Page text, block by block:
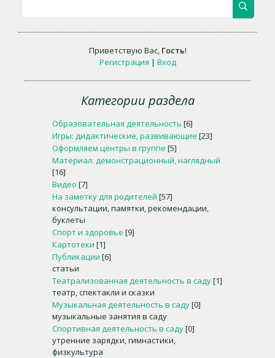
Приветствую Вас, Гость!
Регистрация | Вход
Категории раздела
Образовательная деятельность [6]
Игры: дидактические, развивающие [23]
Оформляем центры в группе [5]
Материал: демонстрационный, наглядный
[16]
Видео [7]
На заметку для родителей [57]
консультации, памятки, рекомендации,
буклеты
Спорт и здоровье [9]
Картотеки [1]
Публикации [6]
статьи
Театрализованная деятельность в саду[1]
театр, спектакли и сказки
Музыкальная деятельность в саду[0]
музыкальные занятия в саду
Спортивная деятельность в саду[0]
утренние зарядки, гимнастики,
физкультура